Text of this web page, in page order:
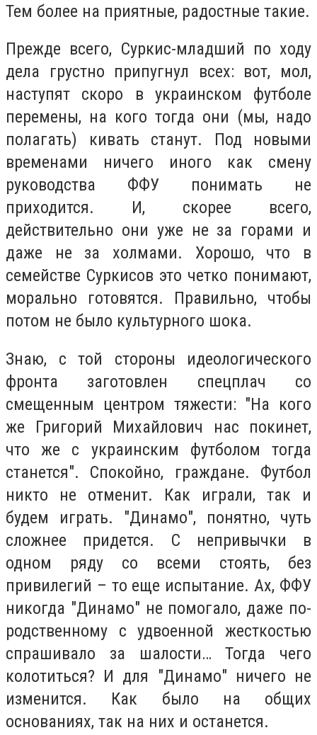
Тем более на приятные, радостные такие.
Прежде всего, Суркис-младший по ходу
дела грустно припугнул всех: вот, мол,
наступят скоро в украинском футболе
перемены, на кого тогда они (мы, надо
полагать) кивать станут. Под новыми
временами ничего иного как смену
руководства ФФУ понимать не
приходится. И, скорее всего,
действительно они уже не за горами и
даже не за холмами. Хорошо, что в
семействе Суркисов это четко понимают,
морально готовятся. Правильно, чтобы
потом не было культурного шока.
Знаю, с той стороны идеологического
фронта заготовлен спецплач со
смещенным центром тяжести: "На кого
же Григорий Михайлович нас покинет,
что же с украинским футболом тогда
станется". Спокойно, граждане. Футбол
никто не отменит. Как играли, так и
будем играть. "Динамо", понятно, чуть
сложнее придется. С непривычки в
одном ряду со всеми стоять, без
привилегий – то еще испытание. Ах, ФФУ
никогда "Динамо" не помогало, даже по-
родственному с удвоенной жесткостью
спрашивало за шалости… Тогда чего
колотиться? И для "Динамо" ничего не
изменится. Как было на общих
основаниях, так на них и останется.